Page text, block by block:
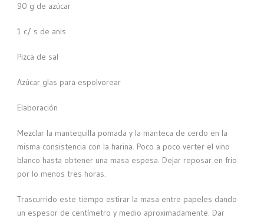
90 g de azúcar
1 c/ s de anis
Pizca de sal
Azúcar glas para espolvorear
Elaboración
Mezclar la mantequilla pomada y la manteca de cerdo en la
misma consistencia con la harina. Poco a poco verter el vino
blanco hasta obtener una masa espesa. Dejar reposar en frio
por lo menos tres horas.
Trascurrido este tiempo estirar la masa entre papeles dando
un espesor de centímetro y medio aproximadamente. Dar